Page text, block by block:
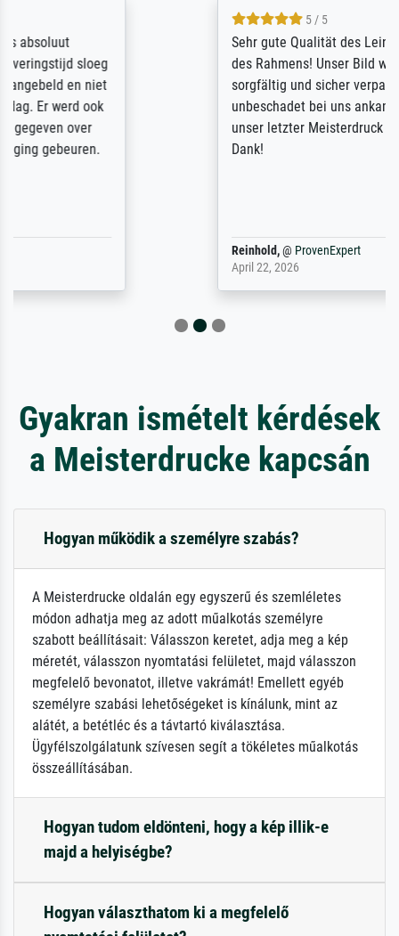
Sehr gute Qualität des Leinwanddrucks und
des Rahmens! Unser Bild wurde sehr
sorgfältig und sicher verpackt, so dass es
unbeschadet bei uns ankam. Es wird nicht
unser letzter Meisterdruck sein. Vielen
Dank!
Gyakran ismételt kérdések
a Meisterdrucke kapcsán
Hogyan működik a személyre szabás?
A Meisterdrucke oldalán egy egyszerű és szemléletes
módon adhatja meg az adott műalkotás személyre
szabott beállításait: Válasszon keretet, adja meg a kép
méretét, válasszon nyomtatási felületet, majd válasszon
megfelelő bevonatot, illetve vakrámát! Emellett egyéb
személyre szabási lehetőségeket is kínálunk, mint az
alátét, a betétléc és a távtartó kiválasztása.
Ügyfélszolgálatunk szívesen segít a tökéletes műalkotás
összeállításában.
Hogyan tudom eldönteni, hogy a kép illik-e
majd a helyiségbe?
Hogyan választhatom ki a megfelelő